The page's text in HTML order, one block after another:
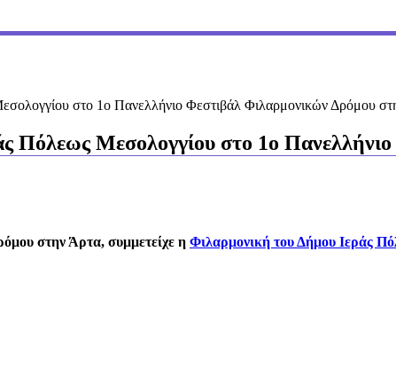
στο 1ο Πανελλήνιο Φεστιβάλ Φιλαρμονικών Δρόμου
Πόλεως Μεσολογγίου στο 1ο
στην Άρτα, συμμετείχε η Φιλαρμονική του Δήμου Ιεράς